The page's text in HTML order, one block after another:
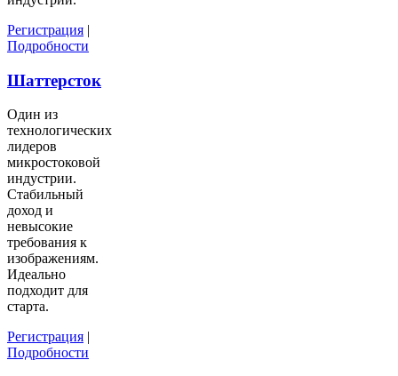
Регистрация |
Подробности
Шаттерсток
Один из
технологических
лидеров
микростоковой
индустрии.
Стабильный
доход и
невысокие
требования к
изображениям.
Идеально
подходит для
старта.
Регистрация |
Подробности